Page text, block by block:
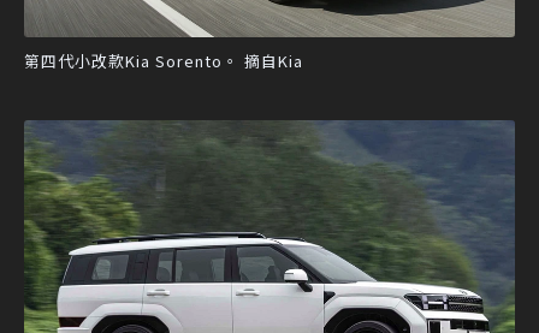
第四代小改款Kia Sorento。 摘自Kia